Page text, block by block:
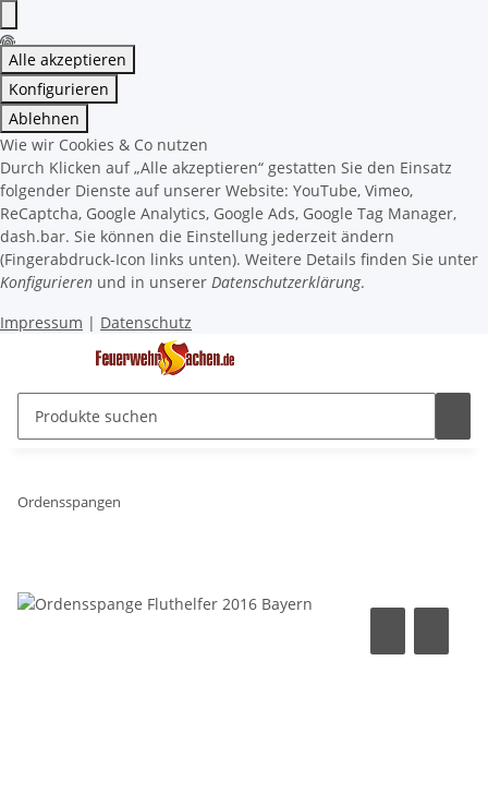
Alle akzeptieren
Konfigurieren
Ablehnen
Wie wir Cookies & Co nutzen
Durch Klicken auf „Alle akzeptieren“ gestatten Sie den Einsatz
folgender Dienste auf unserer Website: YouTube, Vimeo,
ReCaptcha, Google Analytics, Google Ads, Google Tag Manager,
dash.bar. Sie können die Einstellung jederzeit ändern
(Fingerabdruck-Icon links unten). Weitere Details finden Sie unter
Konfigurieren und in unserer Datenschutzerklärung.
Impressum | Datenschutz
Ordensspangen